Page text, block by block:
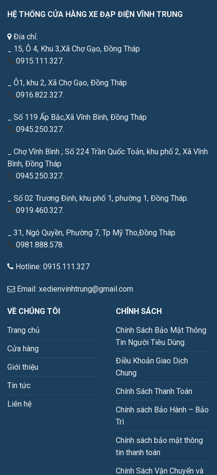
HỆ THỐNG CỬA HÀNG XE ĐẠP ĐIỆN VĨNH TRUNG
Địa chỉ:
_ 15, Ô 4, Khu 3,Xã Chợ Gạo, Đồng Tháp
0915.111.327.
_ Ô1, khu 2, Xã Chợ Gạo, Đồng Tháp
0916.822.327.
_ Số 119 Ấp Bắc,Xã Vĩnh Bình, Đồng Tháp
0945.250.327.
_ Chợ Vĩnh Bình ; Số 224 Trần Quốc Toản, khu phố 2, Xã Vĩnh
Bình, Đồng Tháp
0945.250.327.
_ Số 02 Trương Định, khu phố 1, phường 1, Đồng Tháp.
0919.460.327.
_ 31, Ngô Quyền, Phường 7, Tp Mỹ Tho,Đồng Tháp.
0981.888.578.
Hotline: 0915.111.327
Email: xedienvinhtrung@gmail.com
VỀ CHÚNG TÔI
Trang chủ
Cửa hàng
Giới thiệu
Tin tức
Liên hệ
CHÍNH SÁCH
Chính Sách Bảo Mật Thông
Tin Người Tiêu Dùng
Điều Khoản Giao Dịch
Chung
Chính Sách Thanh Toán
Chính sách Bảo Hành – Bảo
Trì
Chính sách bảo mật thông
tin thanh toán
Chính Sách Vận Chuyển và